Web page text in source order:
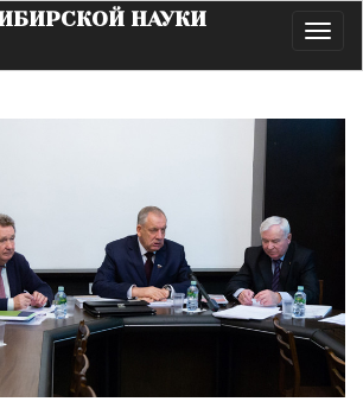
НАУКИ